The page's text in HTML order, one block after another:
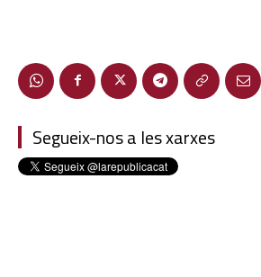
Segueix-nos a les xarxes